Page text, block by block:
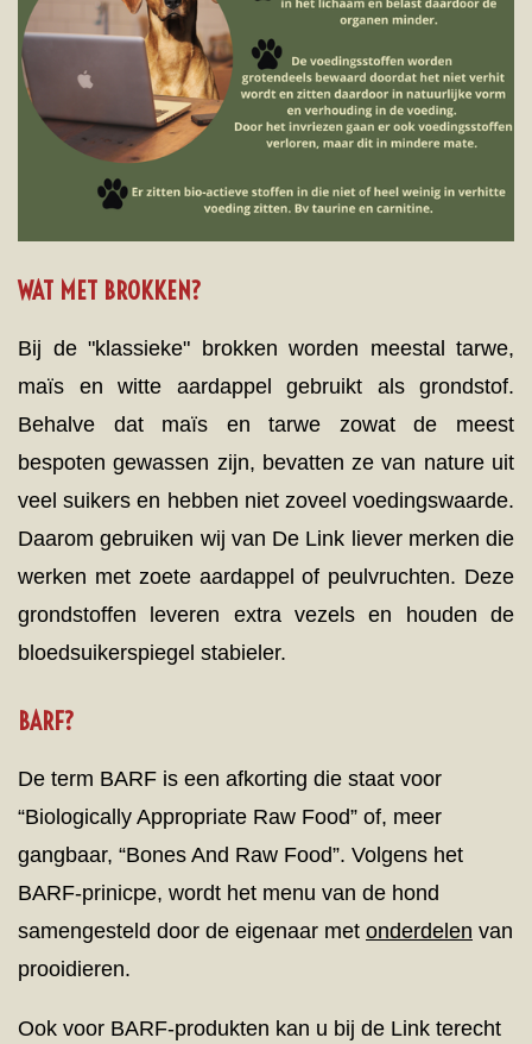
WAT MET BROKKEN?
Bij de "klassieke" brokken worden meestal tarwe,
maïs en witte aardappel gebruikt als grondstof.
Behalve dat maïs en tarwe zowat de meest
bespoten gewassen zijn, bevatten ze van nature uit
veelsuikers en hebben niet zoveel voedingswaarde.
Daarom gebruiken wij van De Link liever merken die
werken met zoete aardappel of peulvruchten. Deze
grondstoffen leveren extra vezels en houden de
bloedsuikerspiegel stabieler.
BARF?
De term BARF is een afkorting die staat voor
“Biologically Appropriate Raw Food” of, meer
gangbaar, “Bones And Raw Food”. Volgens het
BARF-prinicpe, wordt het menu van de hond
samengesteld door de eigenaar met onderdelen van
prooidieren.
Ook voor BARF-produkten kan u bij de Link terecht